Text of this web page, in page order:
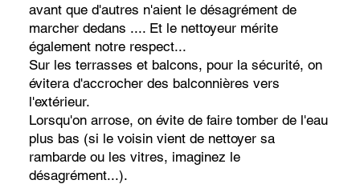
avant que d'autres n'aient le désagrément de
marcher dedans .... Et le nettoyeur mérite
également notre respect...
Sur les terrasses et balcons, pour la sécurité, on
évitera d'accrocher des balconnières vers
l'extérieur.
Lorsqu'on arrose, on évite de faire tomber de l'eau
plus bas (si le voisin vient de nettoyer sa
rambarde ou les vitres, imaginez le
désagrément...).